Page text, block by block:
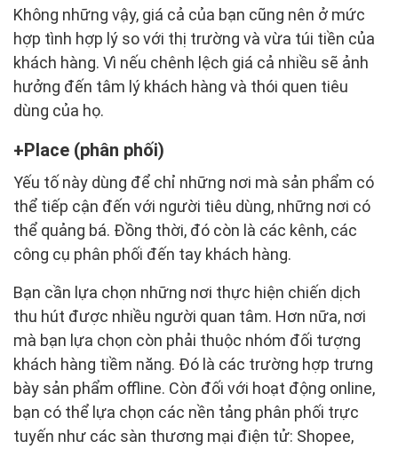
Không những vậy, giá cả của bạn cũng nên ở mức
hợp tình hợp lý so với thị trường và vừa túi tiền của
khách hàng. Vì nếu chênh lệch giá cả nhiều sẽ ảnh
hưởng đến tâm lý khách hàng và thói quen tiêu
dùng của họ.
Place (phân phối)
Yếu tố này dùng để chỉ những nơi mà sản phẩm có
thể tiếp cận đến với người tiêu dùng, những nơi có
thể quảng bá. Đồng thời, đó còn là các kênh, các
công cụ phân phối đến tay khách hàng.
Bạn cần lựa chọn những nơi thực hiện chiến dịch
thu hút được nhiều người quan tâm. Hơn nữa, nơi
mà bạn lựa chọn còn phải thuộc nhóm đối tượng
khách hàng tiềm năng. Đó là các trường hợp trưng
bày sản phẩm offline. Còn đối với hoạt động online,
bạn có thể lựa chọn các nền tảng phân phối trực
tuyến như các sàn thương mại điện tử: Shopee,